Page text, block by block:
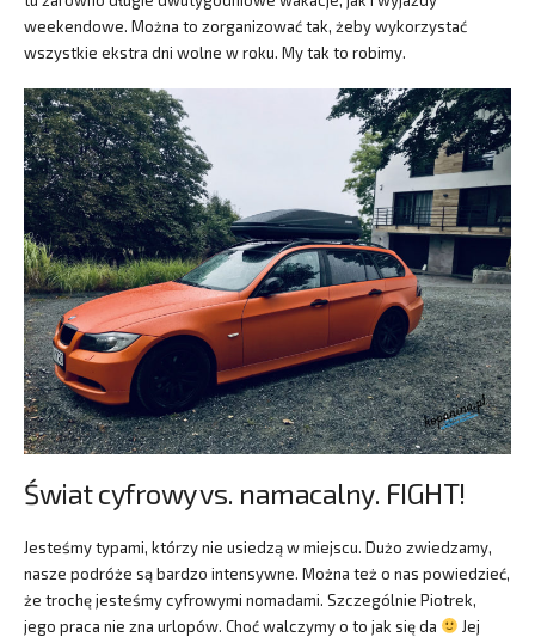
weekendowe. Można to zorganizować tak, żeby wykorzystać
wszystkie ekstra dni wolne w roku. My tak to robimy.
Świat cyfrowy vs. namacalny. FIGHT!
Jesteśmy typami, którzy nie usiedzą w miejscu. Dużo zwiedzamy,
nasze podróże są bardzo intensywne. Można też o nas powiedzieć,
że trochę jesteśmy cyfrowymi nomadami. Szczególnie Piotrek,
jego praca nie zna urlopów. Choć walczymy o to jak się da
Jej